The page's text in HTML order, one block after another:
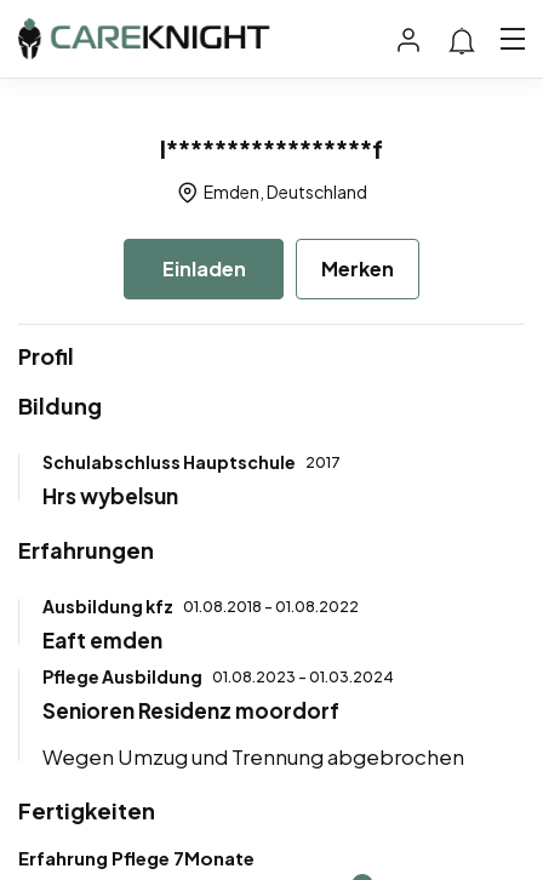
l*****************f
Emden, Deutschland
Einladen Merken
Profil
Bildung
Schulabschluss Hauptschule 2017
Hrs wybelsun
Erfahrungen
Ausbildung kfz 01.08.2018 - 01.08.2022
Eaft emden
Pflege Ausbildung 01.08.2023 - 01.03.2024
Senioren Residenz moordorf
Wegen Umzug und Trennung abgebrochen
Fertigkeiten
Erfahrung Pflege 7Monate